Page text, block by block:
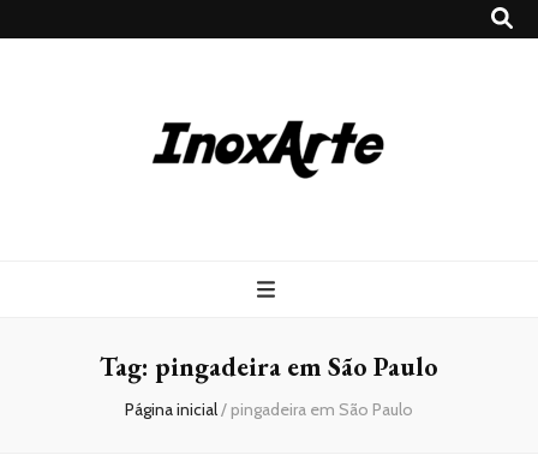
Tag: pingadeira em São Paulo
Página inicial/ pingadeira em São Paulo